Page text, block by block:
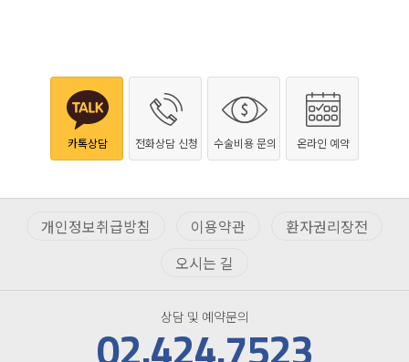
카톡상담 전화상담 신청 수술비용 문의 온라인 예약
개인정보취급방침 이용약관
환자권리장전
오시는 길
상담 및 예약문의